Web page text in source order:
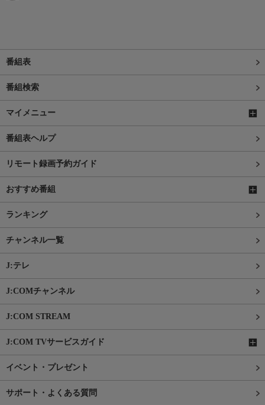
番組表
番組検索
マイメニュー
番組表ヘルプ
リモート録画予約ガイド
おすすめ番組
ランキング
チャンネル一覧
J:テレ
J:COMチャンネル
J:COM STREAM
J:COM TVサービスガイド
イベント・プレゼント
サポート・よくある質問